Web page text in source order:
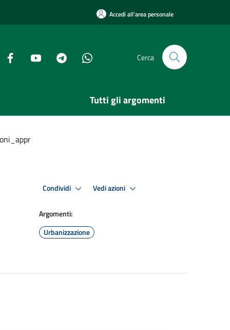
Accedi all'area personale
Cerca
Tutti gli argomenti
Condividi Vedi azioni
Argomenti:
Urbanizzazione